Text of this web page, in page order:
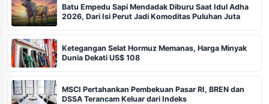
Batu Empedu Sapi Mendadak Diburu Saat Idul Adha
2026, Dari Isi Perut Jadi Komoditas Puluhan Juta
Ketegangan Selat Hormuz Memanas, Harga Minyak
Dunia Dekati US$ 108
MSCI Pertahankan Pembekuan Pasar RI, BREN dan
DSSA Terancam Keluar dari Indeks